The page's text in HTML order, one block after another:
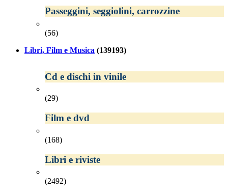
Passeggini, seggiolini, carrozzine
(56)
Libri, Film e Musica (139193)
Cd e dischi in vinile
(29)
Film e dvd
(168)
Libri e riviste
(2492)